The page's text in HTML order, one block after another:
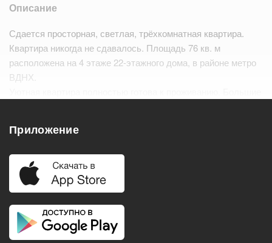
Описание
Сдается просторная, светлая, трёхкомнатная квартира.
Квартира никогда не сдавалось. Площадь 76 кв. м
расположена на 4 этаже 22-этажного дома, в районе метро
ВДНХ.
Удобства
Балкон
Телевизор
Приложение